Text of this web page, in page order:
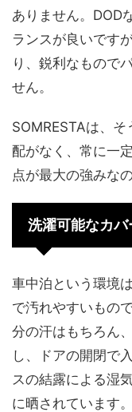
ありません。DOD
ランスが良いです
り、鋭利なもので
せん。
SOMRESTAは、
配がなく、常に一
点が最大の強みなの
洗濯可能なカ
車中泊という環境
で汚れやすいもの
分の汗はもちろん
し、ドアの開閉で
スの結露による湿
に晒されています。